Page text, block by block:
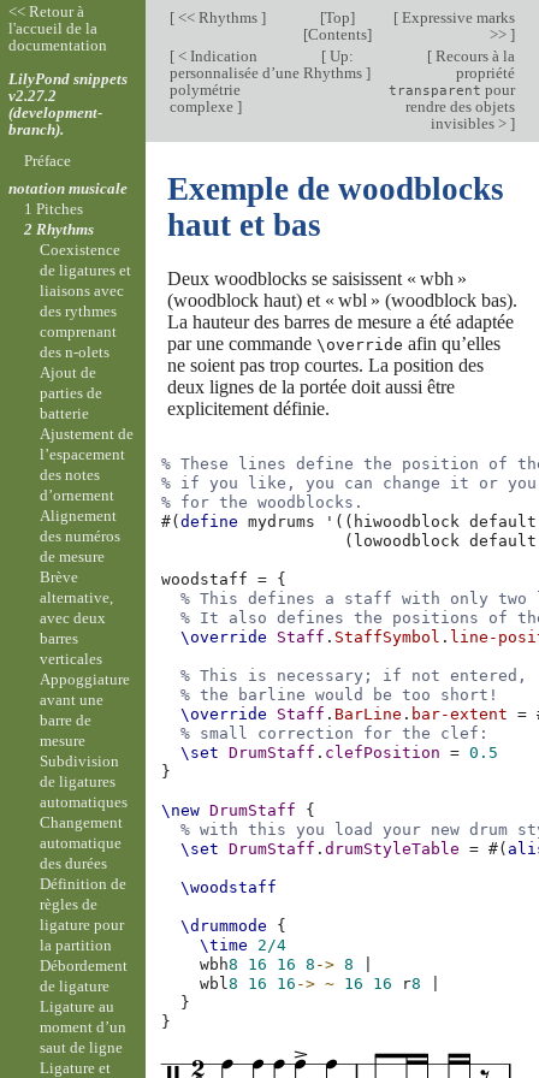
[<< Rhythms ] [Top]
[Contents]
[Expressive marks
>> ]
[< Indication
personnalisée d’une
polymétrie
complexe ]
[Up:
Rhythms]
[Recours à la
propriété
transparent pour
rendre des objets
invisibles > ]
Exemple de woodblocks
haut et bas
Deux woodblocks se saisissent « wbh »
(woodblock haut) et « wbl » (woodblock bas).
La hauteur des barres de mesure a été adaptée
par une commande \override afin qu’elles
ne soient pas trop courtes. La position des
deux lignes de la portée doit aussi être
explicitement définie.
% These lines define the position of
% if you like, you can change it or you
% for the woodblocks.
#(define mydrums ' (( hiwoodblock default
( lowoodblock default
woodstaff = {
% This defines a staff with only
% It also defines the positions of
\override
Staff . StaffSymbol . line-
% This is necessary; if not entered,
% the barline would be too short!
\override
Staff . BarLine . bar-extent =
% small correction for the clef:
\set
DrumStaff . clefPosition = 0.5
}
\new DrumStaff
{
% with this you load your new drum
\set
DrumStaff .drumStyleTable = #(
\woodstaff
\drummode
{
\time
2/4
wbh8 16 16 8 -> 8
wbl8 16 16 -> ~ 16 16 r8
}
}
<< Retour à
l'accueil de la
documentation
LilyPond snippets
v2.27.2
(development-
branch).
Préface
notation musicale
1 Pitches
2 Rhythms
Coexistence
de ligatures et
liaisons avec
des rythmes
comprenant
des n-olets
Ajout de
parties de
batterie
Ajustement de
l’espacement
des notes
d’ornement
Alignement
des numéros
de mesure
Brève
alternative,
avec deux
barres
verticales
Appoggiature
avant une
barre de
mesure
Subdivision
de ligatures
automatiques
Changement
automatique
des durées
Définition de
règles de
ligature pour
la partition
Débordement
de ligature
Ligature au
moment d’un
saut de ligne
Ligature et